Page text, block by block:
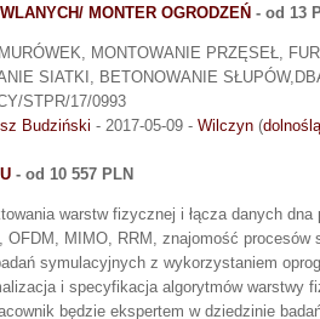
MONTER OGRODZEŃ - od 13
MONTOWANIE PRZĘSEŁ,
SIATKI, BETONOWANIE
STPR/17/0993
Budziński - 2017-05-09 - Wilczyn (
- od 10 557 PLN
warstw fizycznej i łącza danych
OFDM, MIMO, RRM, znajomość procesów
symulacyjnych z wykorzystaniem
i specyfikacja algorytmów warstwy
będzie ekspertem w dziedzinie